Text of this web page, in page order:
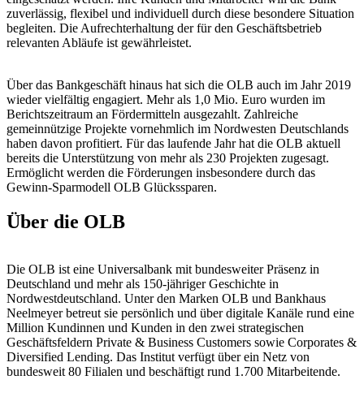
zuverlässig, flexibel und individuell durch diese besondere Situation
begleiten. Die Aufrechterhaltung der für den Geschäftsbetrieb
relevanten Abläufe ist gewährleistet.
Über das Bankgeschäft hinaus hat sich die OLB auch im Jahr 2019
wieder vielfältig engagiert. Mehr als 1,0 Mio. Euro wurden im
Berichtszeitraum an Fördermitteln ausgezahlt. Zahlreiche
gemeinnützige Projekte vornehmlich im Nordwesten Deutschlands
haben davon profitiert. Für das laufende Jahr hat die OLB aktuell
bereits die Unterstützung von mehr als 230 Projekten zugesagt.
Ermöglicht werden die Förderungen insbesondere durch das
Gewinn-Sparmodell OLB Glückssparen.
Über die OLB
Die OLB ist eine Universalbank mit bundesweiter Präsenz in
Deutschland und mehr als 150-jähriger Geschichte in
Nordwestdeutschland. Unter den Marken OLB und Bankhaus
Neelmeyer betreut sie persönlich und über digitale Kanäle rund eine
Million Kundinnen und Kunden in den zwei strategischen
Geschäftsfeldern Private & Business Customers sowie Corporates &
Diversified Lending. Das Institut verfügt über ein Netz von
bundesweit 80 Filialen und beschäftigt rund 1.700 Mitarbeitende.